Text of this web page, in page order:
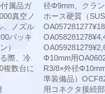
属品ガ
真空ノ
、ノズル
パッキ
）
際、冷
複数台に
径Φ9mm、クラ
ホース硬質（
Φ10mm用
R3/8×外径
準装備品）
用コネクタ接続